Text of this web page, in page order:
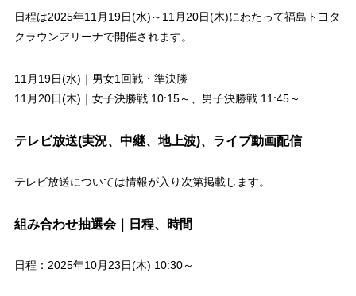
日程は2025年11月19日(水)～11月20日(木)にわたって福島トヨタ
クラウンアリーナで開催されます。
11月19日(水)｜男女1回戦・準決勝
11月20日(木)｜女子決勝戦 10:15～、男子決勝戦 11:45～
テレビ放送(実況、中継、地上波)、ライブ動画配信
テレビ放送については情報が入り次第掲載します。
組み合わせ抽選会｜日程、時間
日程：2025年10月23日(木) 10:30～